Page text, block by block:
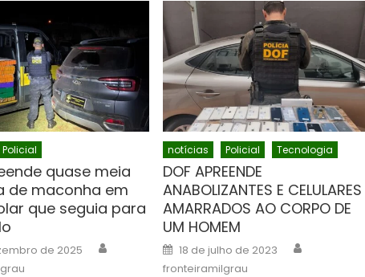
Policial
quase meia
de maconha em
que seguia para
de 2025
notícias Policial Tecnologia
DOF APREENDE
ANABOLIZANTES E CELULARES
AMARRADOS AO CORPO DE
UM HOMEM
Posted
on
18 de julho de 2023
fronteiramilgrau